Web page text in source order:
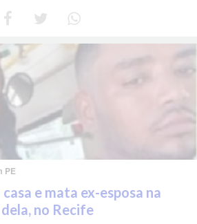
PE
e mata ex-esposa na
no Recife